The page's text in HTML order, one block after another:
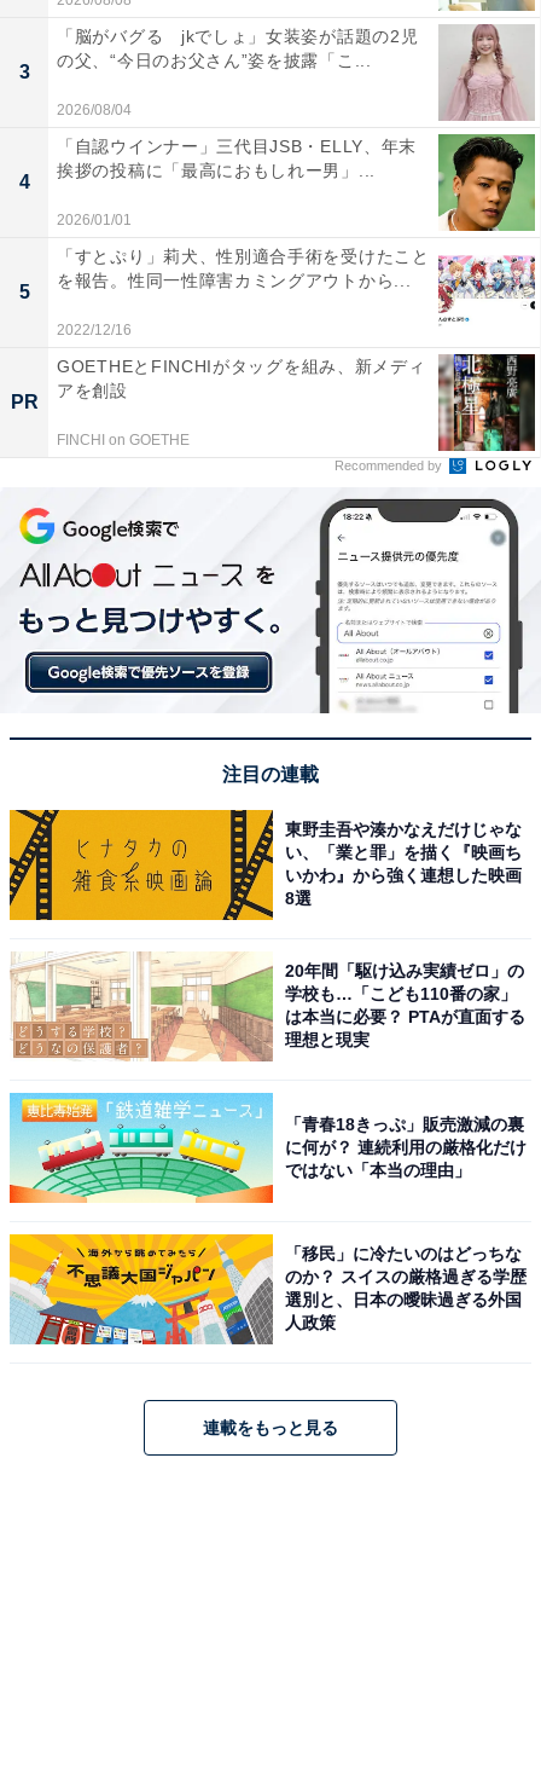
3
「脳がバグる jkでしょ」女装姿が話題の2児
の父、“今日のお父さん”姿を披露「こ...
2026/08/04
4
「自認ウインナー」三代目JSB・ELLY、年末
挨拶の投稿に「最高におもしれー男」...
2026/01/01
5
「すとぷり」莉犬、性別適合手術を受けたこと
を報告。性同一性障害カミングアウトから...
2022/12/16
PR
GOETHEとFINCHIがタッグを組み、新メディ
アを創設
FINCHI on GOETHE
Recommended by
注目の連載
東野圭吾や湊かなえだけじゃな
い、「業と罪」を描く『映画ち
いかわ』から強く連想した映画
8選
20年間「駆け込み実績ゼロ」の
学校も…「こども110番の家」
は本当に必要？ PTAが直面する
理想と現実
「青春18きっぷ」販売激減の裏
に何が？ 連続利用の厳格化だけ
ではない「本当の理由」
「移民」に冷たいのはどっちな
のか？ スイスの厳格過ぎる学歴
選別と、日本の曖昧過ぎる外国
人政策
連載をもっと見る